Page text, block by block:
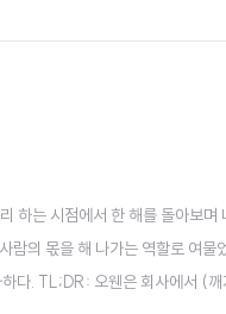
는 시점에서 한 해를 돌아보
람의 몫을 해 나가는 역할로 여
다. TL;DR: 오웬은 회사에서 (